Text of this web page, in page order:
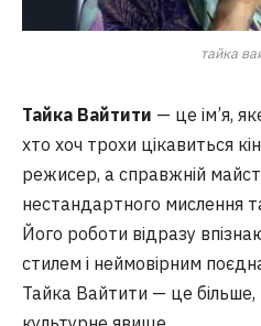
тайка
Тайка Вайтити — це ім’я,
хто хоч трохи цікавиться
режисер, а справжній
нестандартного мислення
Його роботи відразу
стилем і неймовірним
Тайка Вайтити — це більше,